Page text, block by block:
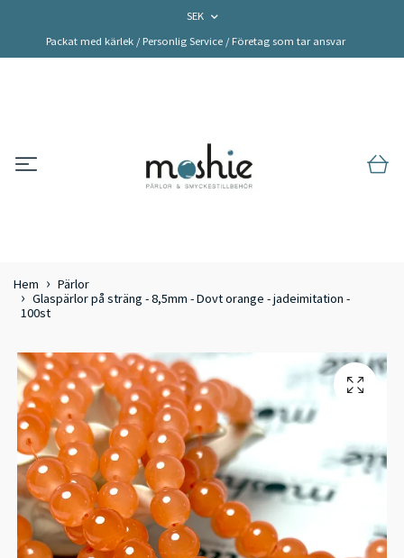
SEK
Packat med kärlek / Personlig Service / Företag som tar ansvar
Hem
Pärlor
Glaspärlor på sträng - 8,5mm - Dovt orange - jadeimitation -
100st